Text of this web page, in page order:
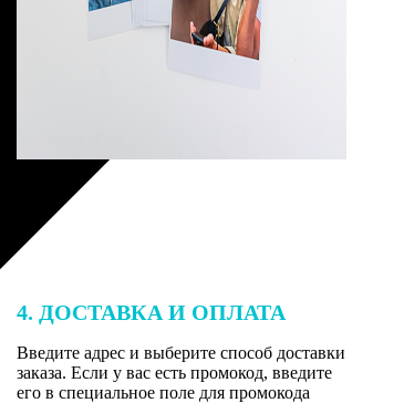
4. ДОСТАВКА И ОПЛАТА
Введите адрес и выберите способ доставки
заказа. Если у вас есть промокод, введите
его в специальное поле для промокода